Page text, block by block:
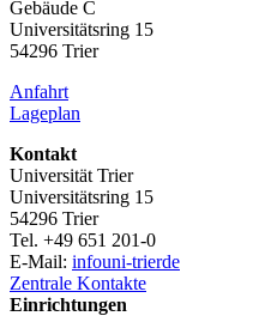
Gebäude C
Universitätsring 15
54296 Trier
Anfahrt
Lageplan
Kontakt
Universität Trier
Universitätsring 15
54296 Trier
Tel. +49 651 201-0
E-Mail: infouni-trierde
Zentrale Kontakte
Einrichtungen